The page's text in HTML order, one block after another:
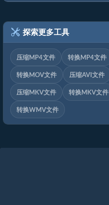
探索更多工具
压缩MP4文件 转换MP4文件
转换MOV文件 压缩AVI文件
压缩MKV文件 转换MKV文件
转换WMV文件